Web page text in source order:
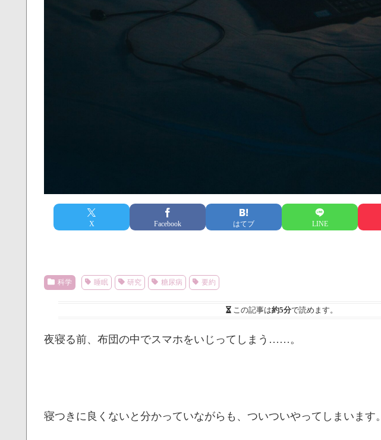
X Facebook はてブ LINE
科学 睡眠 研究 糖尿病 要約
この記事は約5分で読めます。
夜寝る前、布団の中でスマホをいじってしまう……。
寝つきに良くないと分かっていながらも、ついついやってしまいます。